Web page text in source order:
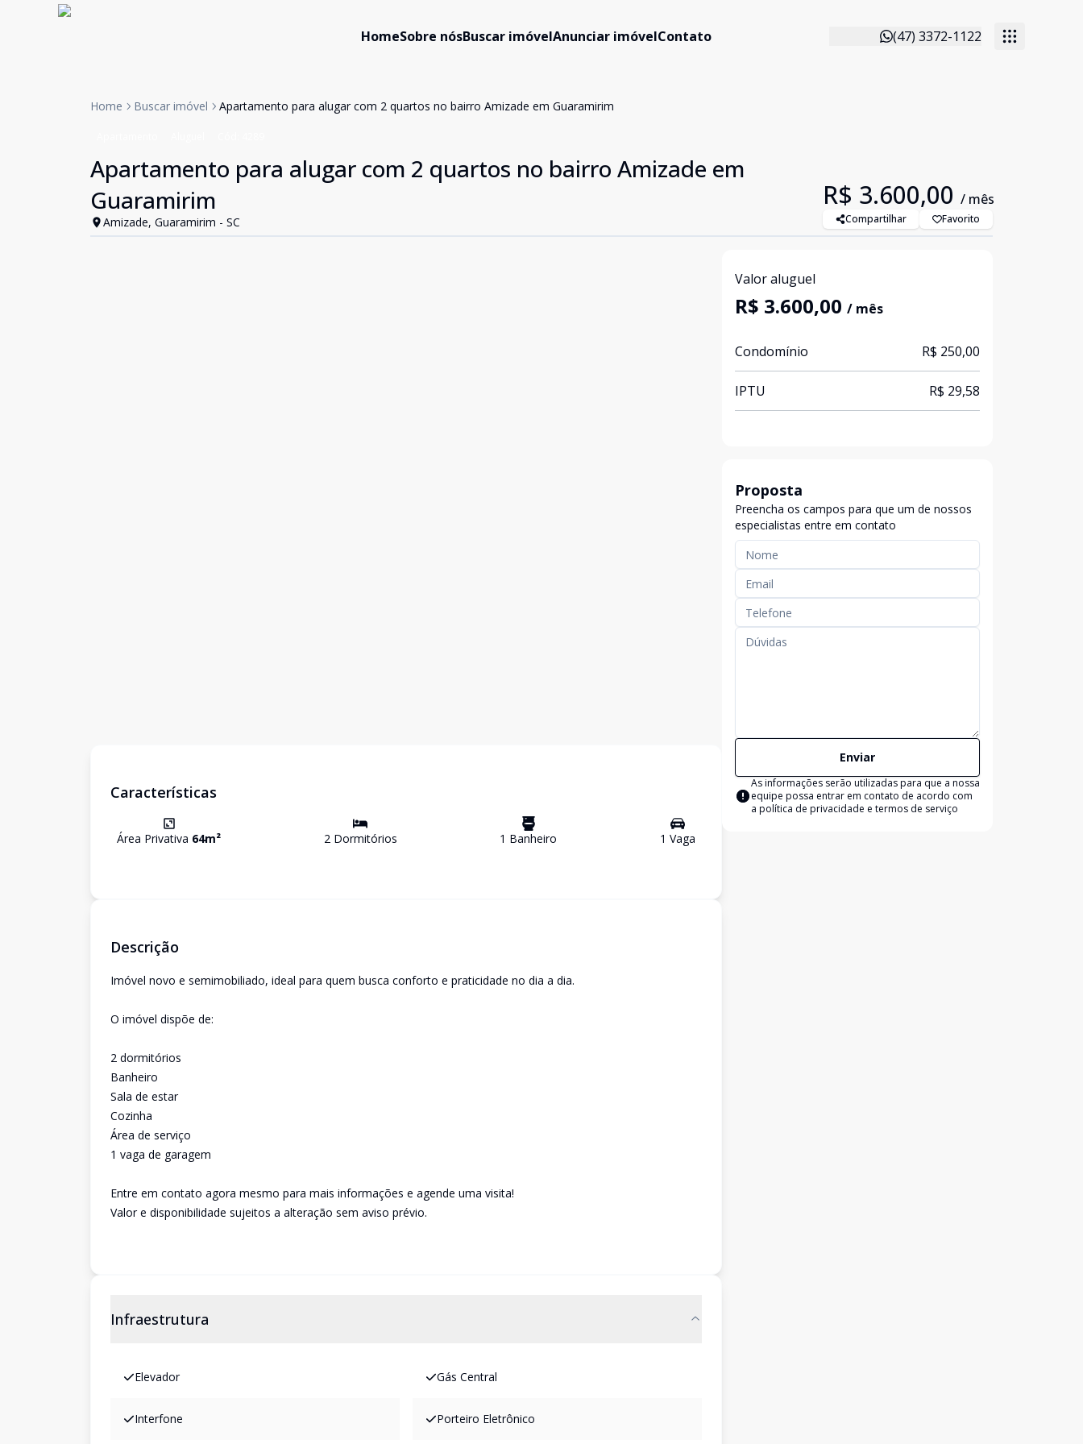
HomeSobre nósBuscar imóvelAnunciar imóvelContato (47) 3372-1122
Home Buscar imóvel Apartamento para alugar com 2 quartos no bairro Amizade em Guaramirim
Apartamento para alugar com 2 quartos no bairro Amizade em
Guaramirim
Amizade, Guaramirim - SC
R$ 3.600,00 / mês
Compartilhar Favorito
Características
Área Privativa 64m² 2Dormitórios 1 Banheiro 1 Vaga
Descrição
Imóvel novo e semimobiliado, ideal para quem busca conforto e praticidade no dia a dia.
O imóvel dispõe de:
2 dormitórios
Banheiro
Sala de estar
Cozinha
Área de serviço
1 vaga de garagem
Entre em contato agora mesmo para mais informações e agende uma visita!
Valor e disponibilidade sujeitos a alteração sem aviso prévio.
Infraestrutura
Elevador Gás Central
Interfone Porteiro Eletrônico
Valor aluguel
R$ 3.600,00 / mês
Condomínio R$ 250,00
IPTU R$ 29,58
Proposta
Preencha os campos para que um de nossos
especialistas entre em contato
Enviar
As informações serão utilizadas para que a nossa
equipe possa entrar em contato de acordo com
a política de privacidade e termos de serviço